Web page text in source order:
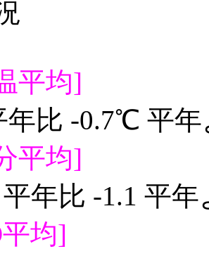
平均]
年比 -0.7℃ 平
平均]
比 -1.1 平年
均]